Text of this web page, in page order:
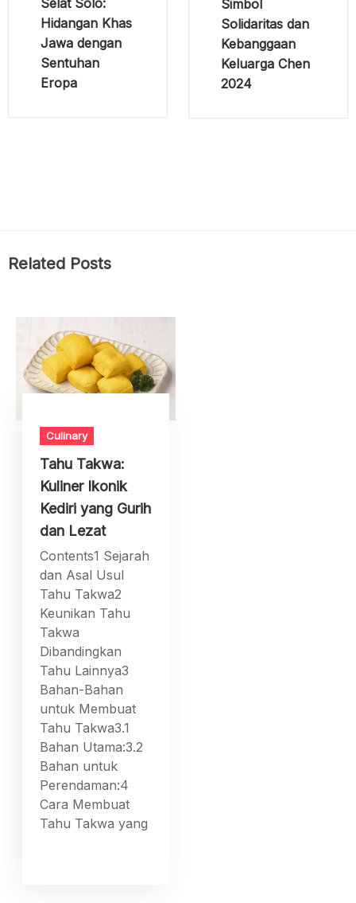
Selat Solo:
Hidangan Khas
Jawa dengan
Sentuhan
Eropa
Simbol
Solidaritas dan
Kebanggaan
Keluarga Chen
2024
Related Posts
Culinary
Tahu Takwa:
Kuliner Ikonik
Kediri yang Gurih
dan Lezat
Contents1 Sejarah
dan Asal Usul
Tahu Takwa2
Keunikan Tahu
Takwa
Dibandingkan
Tahu Lainnya3
Bahan-Bahan
untuk Membuat
Tahu Takwa3.1
Bahan Utama:3.2
Bahan untuk
Perendaman:4
Cara Membuat
Tahu Takwa yang